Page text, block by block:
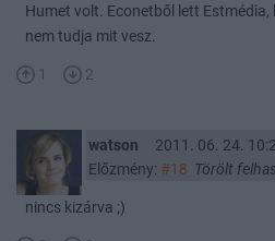
Humet volt. Econetből lett
nem tudja mit vesz.
1 2
watson
2011. 06. 24.
Előzmény: #18 Törölt
nincs kizárva ;)